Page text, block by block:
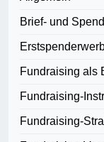
Brief- und
Fundraising als
Fundraising-
Fundraising-